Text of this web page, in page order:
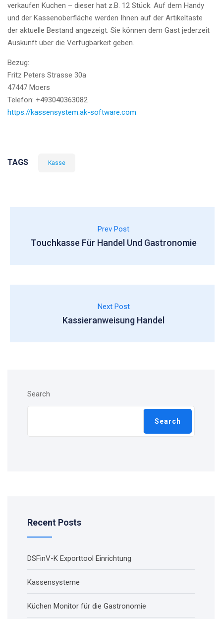
verkaufen Kuchen – dieser hat z.B. 12 Stück. Auf dem Handy
und der Kassenoberfläche werden Ihnen auf der Artikeltaste
der aktuelle Bestand angezeigt. Sie können dem Gast jederzeit
Auskunft über die Verfügbarkeit geben.
Bezug:
Fritz Peters Strasse 30a
47447 Moers
Telefon: +493040363082
https://kassensystem.ak-software.com
TAGS Kasse
Prev Post
Touchkasse Für Handel Und Gastronomie
Next Post
Kassieranweisung Handel
Search
Search
Recent Posts
DSFinV-K Exporttool Einrichtung
Kassensysteme
Küchen Monitor für die Gastronomie